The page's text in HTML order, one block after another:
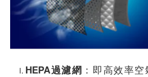
HEPA過濾網 ：即高效率